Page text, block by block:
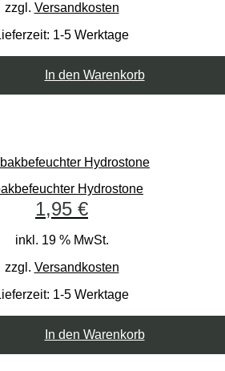
zzgl. Versandkosten
1-5 Werktage
In den Warenkorb
Hydrostone
1,95 €
inkl. 19 % MwSt.
zzgl. Versandkosten
1-5 Werktage
In den Warenkorb